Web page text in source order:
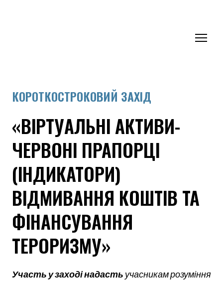
КОРОТКОСТРОКОВИЙ ЗАХІД
«ВІРТУАЛЬНІ АКТИВИ-
ЧЕРВОНІ ПРАПОРЦІ
(ІНДИКАТОРИ)
ВІДМИВАННЯ КОШТІВ ТА
ФІНАНСУВАННЯ
ТЕРОРИЗМУ»
Участь у заході надасть учасникам розуміння